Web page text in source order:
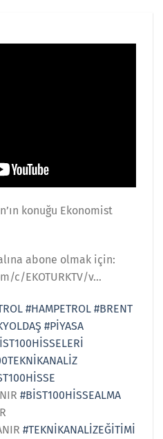
konuğu Ekonomist
abone olmak için:
c/EKOTURKTV/v…
#HAMPETROL #BRENT
#PİYASA
#BİST100HİSSEALMA
#TEKNİKANALİZEĞİTİMİ